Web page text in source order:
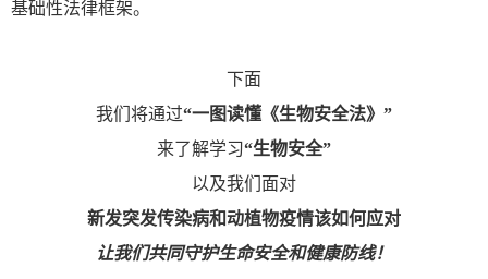
基础性法律框架。
下面
我们将通过“一图读懂《生物安全法》”
来了解学习“生物安全”
以及我们面对
新发突发传染病和动植物疫情该如何应对
让我们共同守护生命安全和健康防线！